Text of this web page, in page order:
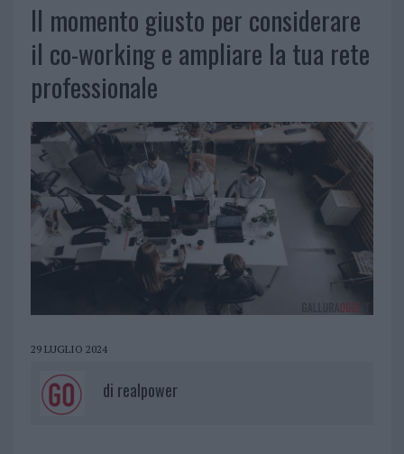
Il momento giusto per considerare
il co-working e ampliare la tua rete
professionale
29 LUGLIO 2024
di realpower